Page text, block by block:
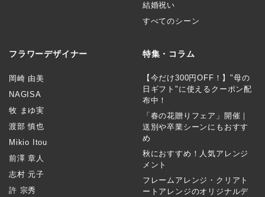
結婚祝い
すべてのシーン
フラワーデザイナー
岡崎 由美
NAGISA
牧 まゆ実
渡部 慎也
Mikio Itou
前澤 章人
志村 元子
許 宗秀
特集・コラム
【今だけ300円OFF！】"母の
日ギフト"に使えるクーポン配
布中！
「春の花贈りフェア」開催｜
送別や卒業シーンにもおすす
め
秋におすすめ！人気アレンジ
メント
フレームアレンジ・クリアト
ートアレンジのオリジナルデ